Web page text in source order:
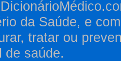
da Saúde, e
tratar ou
de saúde.